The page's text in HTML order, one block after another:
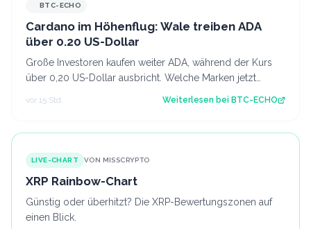
BTC-ECHO
Cardano im Höhenflug: Wale treiben ADA
über 0.20 US-Dollar
Große Investoren kaufen weiter ADA, während der Kurs
über 0,20 US-Dollar ausbricht. Welche Marken jetzt
vor 15 Std. Weiterlesen bei BTC-ECHO
LIVE-CHART VON MISSCRYPTO
XRP Rainbow-Chart
Günstig oder überhitzt? Die XRP-Bewertungszonen auf
einen Blick.